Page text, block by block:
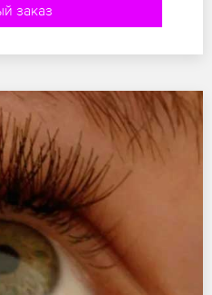
заказ